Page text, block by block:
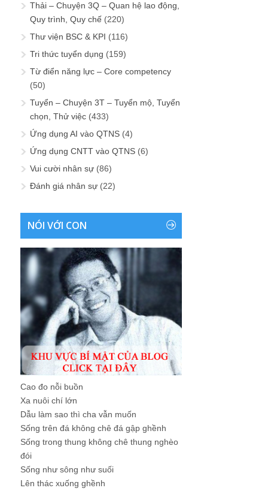
Thải – Chuyện 3Q – Quan hệ lao động,
Quy trình, Quy chế (220)
Thư viện BSC & KPI (116)
Tri thức tuyển dụng (159)
Từ điển năng lực – Core competency
(50)
Tuyển – Chuyện 3T – Tuyển mộ, Tuyển
chọn, Thử việc (433)
Ứng dụng AI vào QTNS (4)
Ứng dụng CNTT vào QTNS (6)
Vui cười nhân sự (86)
Đánh giá nhân sự (22)
NÓI VỚI CON
Cao đo nỗi buồn
Xa nuôi chí lớn
Dẫu làm sao thì cha vẫn muốn
Sống trên đá không chê đá gập ghềnh
Sống trong thung không chê thung nghèo
đói
Sống như sông như suối
Lên thác xuống ghềnh